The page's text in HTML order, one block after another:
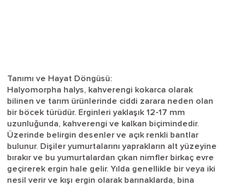
Tanımı ve Hayat Döngüsü:
Halyomorpha halys, kahverengi kokarca olarak
bilinen ve tarım ürünlerinde ciddi zarara neden olan
bir böcek türüdür. Erginleri yaklaşık 12-17 mm
uzunluğunda, kahverengi ve kalkan biçimindedir.
Üzerinde belirgin desenler ve açık renkli bantlar
bulunur. Dişiler yumurtalarını yaprakların alt yüzeyine
bırakır ve bu yumurtalardan çıkan nimfler birkaç evre
geçirerek ergin hale gelir. Yılda genellikle bir veya iki
nesil verir ve kışı ergin olarak barınaklarda, bina